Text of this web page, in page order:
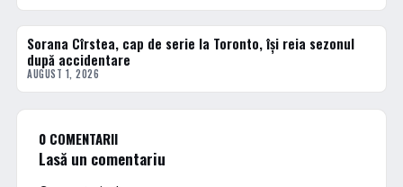
TENIS
Sorana Cîrstea, cap de serie la Toronto, își reia sezonul
după accidentare
AUGUST 1, 2026
0 COMENTARII
Lasă un comentariu